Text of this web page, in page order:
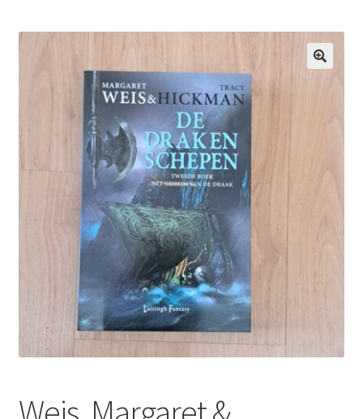
Verzendkosten & Ophalen boeken
Winkelmand